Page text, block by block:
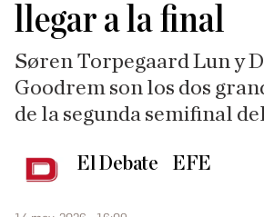
llegar a la final
Søren Torpegaard Lun y
Goodrem son los dos
de la segunda semifinal
El Debate EFE